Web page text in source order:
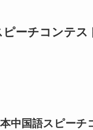
ピーチコンテ
中国語スピーチ